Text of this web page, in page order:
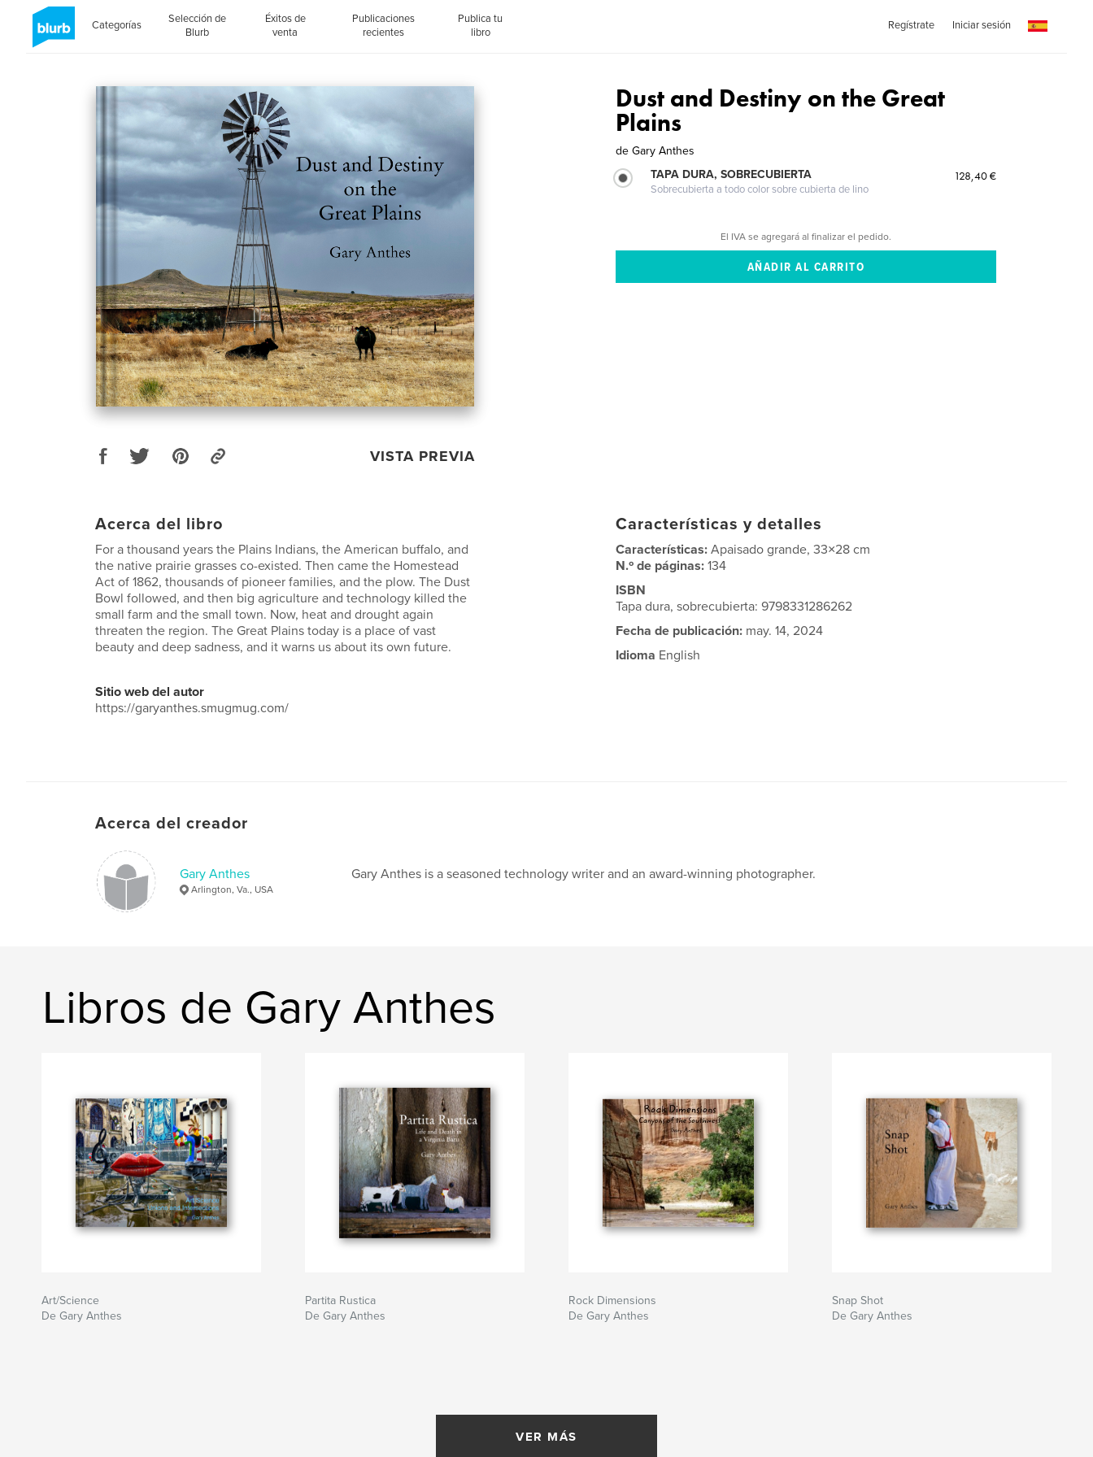
Categorías
Selección de
Blurb
Éxitos de
venta
Publicaciones
recientes
Publica tu
libro
Regístrate Iniciar sesión
VISTA PREVIA
Dust and Destiny on the Great
Plains
de Gary Anthes
TAPA DURA, SOBRECUBIERTA
Sobrecubierta a todo color sobre cubierta de lino
128,40 €
El IVA se agregará al finalizar el pedido.
Acerca del libro
For a thousand years the Plains Indians, the American buffalo, and
the native prairie grasses co-existed. Then came the Homestead
Act of 1862, thousands of pioneer families, and the plow. The Dust
Bowl followed, and then big agriculture and technology killed the
small farm and the small town. Now, heat and drought again
threaten the region. The Great Plains today is a place of vast
beauty and deep sadness, and it warns us about its own future.
Sitio web del autor
https://garyanthes.smugmug.com/
Características y detalles
Características:Apaisado grande, 33×28 cm
N.º de páginas:134
ISBN
Tapa dura, sobrecubierta: 9798331286262
Fecha de publicación: may. 14, 2024
Idioma English
Acerca del creador
Gary Anthes
Arlington, Va., USA
Gary Anthes is a seasoned technology writer and an award-winning photographer.
Libros de Gary Anthes
Art/Science
De Gary Anthes
Partita Rustica
De Gary Anthes
Rock Dimensions
De Gary Anthes
Snap Shot
De Gary Anthes
VER MÁS